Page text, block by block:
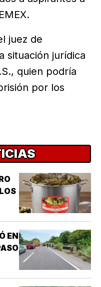
juez de
situación jurídica
quien podría
por los
EN